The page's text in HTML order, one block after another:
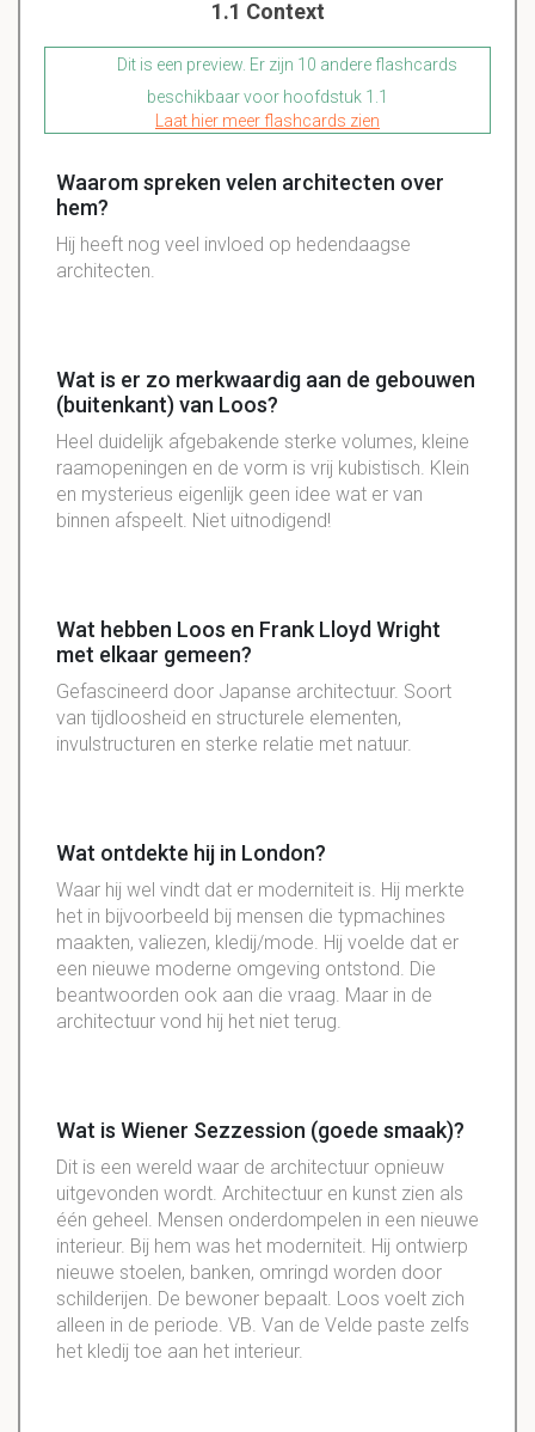
1.1 Context
Dit is een preview. Er zijn 10 andere flashcards
beschikbaar voor hoofdstuk 1.1
Laat hier meer flashcards zien
Waarom spreken velen architecten over
hem?
Hij heeft nog veel invloed op hedendaagse
architecten.
Wat is er zo merkwaardig aan de gebouwen
(buitenkant) van Loos?
Heel duidelijk afgebakende sterke volumes, kleine
raamopeningen en de vorm is vrij kubistisch. Klein
en mysterieus eigenlijk geen idee wat er van
binnen afspeelt. Niet uitnodigend!
Wat hebben Loos en Frank Lloyd Wright
met elkaar gemeen?
Gefascineerd door Japanse architectuur. Soort
van tijdloosheid en structurele elementen,
invulstructuren en sterke relatie met natuur.
Wat ontdekte hij in London?
Waar hij wel vindt dat er moderniteit is. Hij merkte
het in bijvoorbeeld bij mensen die typmachines
maakten, valiezen, kledij/mode. Hij voelde dat er
een nieuwe moderne omgeving ontstond. Die
beantwoorden ook aan die vraag. Maar in de
architectuur vond hij het niet terug.
Wat is Wiener Sezzession (goede smaak)?
Dit is een wereld waar de architectuur opnieuw
uitgevonden wordt. Architectuur en kunst zien als
één geheel. Mensen onderdompelen in een nieuwe
interieur. Bij hem was het moderniteit. Hij ontwierp
nieuwe stoelen, banken, omringd worden door
schilderijen. De bewoner bepaalt. Loos voelt zich
alleen in de periode. VB. Van de Velde paste zelfs
het kledij toe aan het interieur.